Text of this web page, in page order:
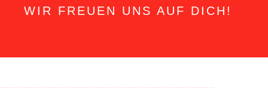
WIR FREUEN UNS AUF DICH!